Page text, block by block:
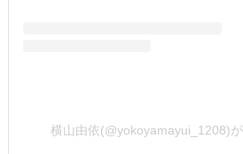
横山由依(@yokoyamayui_1208)